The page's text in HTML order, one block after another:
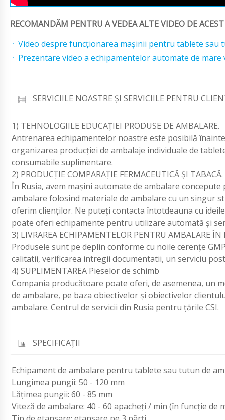
RECOMANDĂM PENTRU A VEDEA ALTE VIDEO DE
Video despre funcționarea mașinii pentru tablete sau
Prezentare video a echipamentelor automate de
SERVICIILE NOASTRE ŞI SERVICIILE PENTRU
1) TEHNOLOGIILE EDUCAŢIEI PRODUSE DE AMBALARE.
Antrenarea echipamentelor noastre este posibilă
organizarea producției de ambalaje individuale de
consumabile suplimentare.
2) PRODUCŢIE COMPARAŢIE FERMACEUTICĂ ŞI TABACĂ.
În Rusia, avem mașini automate de ambalare
ambalare folosind materiale de ambalare cu un singur
oferim clienților. Ne puteți contacta întotdeauna cu
poate oferi echipamente pentru utilizare automată și
3) LIVRAREA ECHIPAMENTELOR PENTRU AMBALARE ÎN
Produsele sunt pe deplin conforme cu noile cerențe
calitatii, verificarea intregii documentatii, un serviciu
4) SUPLIMENTAREA Pieselor de schimb
Compania producătoare poate oferi, de asemenea, un
de ambalare, pe baza obiectivelor și obiectivelor
ambalare. Centrul de servicii din Rusia pentru țările CSI.
SPECIFICAŢII
Echipament de ambalare pentru tablete sau tutun de
Lungimea pungii: 50 - 120 mm
Lățimea pungii: 60 - 85 mm
Viteză de ambalare: 40 - 60 apacheți / min (în funcție de